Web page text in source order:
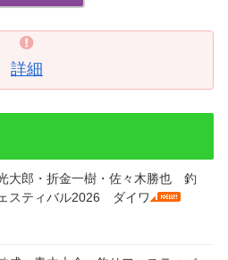
詳細
大郎・折金一樹・佐々木勝也 釣
スティバル2026 ダイワ